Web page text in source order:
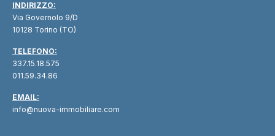
INDIRIZZO:
Via Governolo 9/D
10128 Torino (TO)
TELEFONO:
337.15.18.575
011.59.34.86
EMAIL:
info@nuova-immobiliare.com